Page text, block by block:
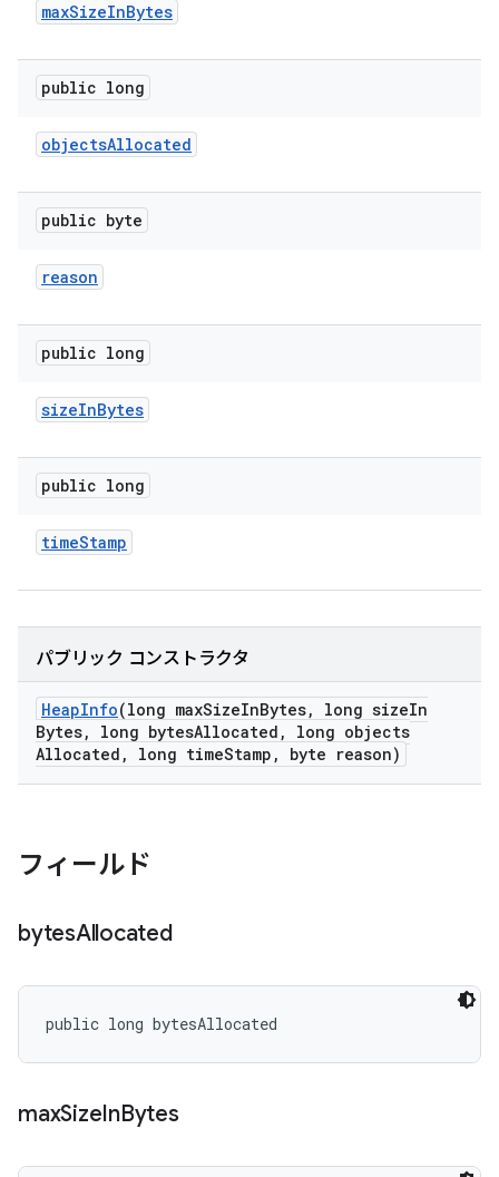
maxSizeInBytes
public long
objectsAllocated
public byte
reason
public long
sizeInBytes
public long
timeStamp
パブリック コンストラクタ
HeapInfo(long maxSizeInBytes, long sizeIn
Bytes, long bytesAllocated ,
long objects
Allocated , long timeStamp , byte reason)
フィールド
bytesAllocated
public long bytesAllocated
maxSizeInBytes